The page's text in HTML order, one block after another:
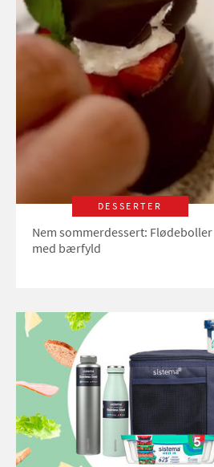
DESSERTER
Nem sommerdessert: Flødeboller
med bærfyld